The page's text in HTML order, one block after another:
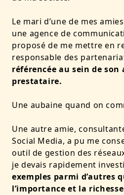
Le mari d’une de mes
une agence de
proposé de me mettre en
responsable des
référencée au sein de
prestataire.
Une aubaine quand on
Une autre amie,
Social Media, a pu me
outil de gestion des
je devais rapidement
exemples parmi d’autres
l’importance et la